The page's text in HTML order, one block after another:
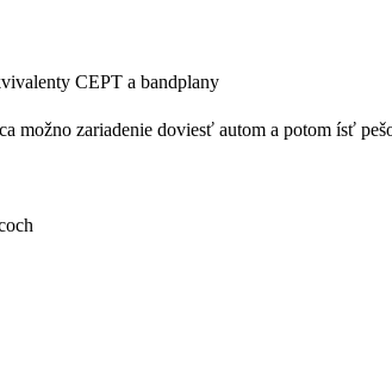
CEPT a bandplany
možno zariadenie doviesť autom a potom ísť